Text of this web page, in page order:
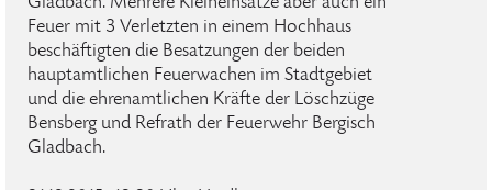
Feuer mit 3 Verletzten in einem Hochhaus
beschäftigten die Besatzungen der beiden
hauptamtlichen Feuerwachen im Stadtgebiet
und die ehrenamtlichen Kräfte der Löschzüge
Bensberg und Refrath der Feuerwehr Bergisch
Gladbach.